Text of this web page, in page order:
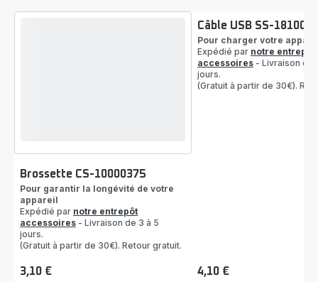
Brossette CS-10000375
Pour garantir la longévité de votre
appareil
Expédié par notre entrepôt
accessoires - Livraison de 3 à 5
jours.
(Gratuit à partir de 30€). Retour gratuit.
Prix
3,10 €
Câble USB SS-
Pour charger votre
Expédié par notre entrepôt
accessoires - Livraison de
jours.
(Gratuit à partir de 30€).
Prix
4,10 €